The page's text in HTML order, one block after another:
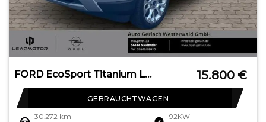
FORD EcoSport Titanium LED ACC Apple CarPlay Android 15.800 €
GEBRAUCHTWAGEN
30.272 km 92KW